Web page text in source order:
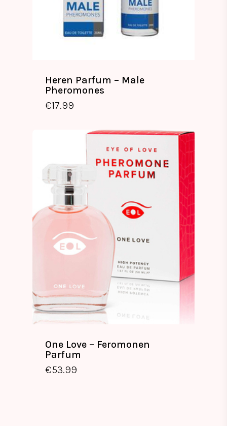
Heren Parfum – Male
Pheromones
€17.99
One Love – Feromonen
Parfum
€53.99